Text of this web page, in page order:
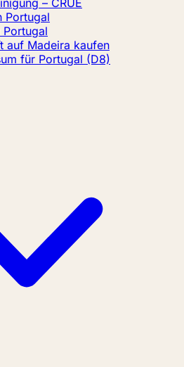
– CRUE
Portugal
Portugal
auf Madeira kaufen
für Portugal (D8)